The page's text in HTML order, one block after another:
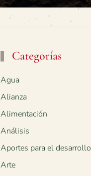
Categorías
Agua
Alianza
Alimentación
Análisis
Aportes para el desarrollo
Arte